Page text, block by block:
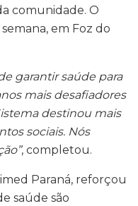
comunidade. O
em Foz do
garantir saúde para
mais desafiadores
destinou mais
sociais. Nós
, completou.
Paraná, reforçou
saúde são